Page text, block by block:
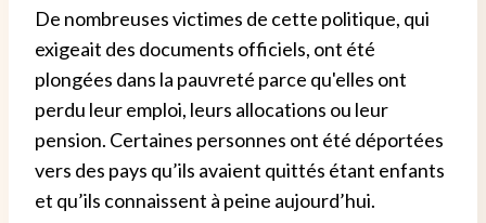
De nombreuses victimes de cette politique, qui
exigeait des documents officiels, ont été
plongées dans la pauvreté parce qu'elles ont
perdu leur emploi, leurs allocations ou leur
pension. Certaines personnes ont été déportées
vers des pays qu’ils avaient quittés étant enfants
et qu’ils connaissent à peine aujourd’hui.